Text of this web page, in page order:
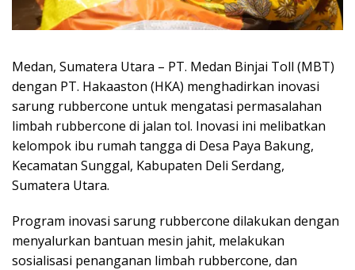
Medan, Sumatera Utara – PT. Medan Binjai Toll (MBT)
dengan PT. Hakaaston (HKA) menghadirkan inovasi
sarung rubbercone untuk mengatasi permasalahan
limbah rubbercone di jalan tol. Inovasi ini melibatkan
kelompok ibu rumah tangga di Desa Paya Bakung,
Kecamatan Sunggal, Kabupaten Deli Serdang,
Sumatera Utara.
Program inovasi sarung rubbercone dilakukan dengan
menyalurkan bantuan mesin jahit, melakukan
sosialisasi penanganan limbah rubbercone, dan